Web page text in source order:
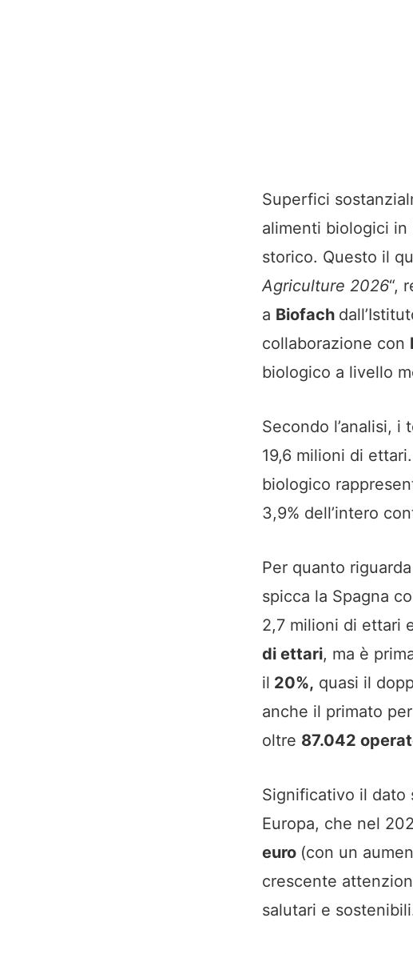
Superfici
alimenti biologici in
storico. Questo il
Agriculture 2026“,
a Biofach
collaborazione con
biologico a livello
Secondo l’analisi,
19,6 milioni di
biologico
3,9% dell’intero
Per quanto
spicca la Spagna
2,7 milioni di ettari
di ettari, ma è
il 20%, quasi il
anche il primato
oltre 87.042
Significativo il
Europa, che nel
euro (con un
crescente
salutari e